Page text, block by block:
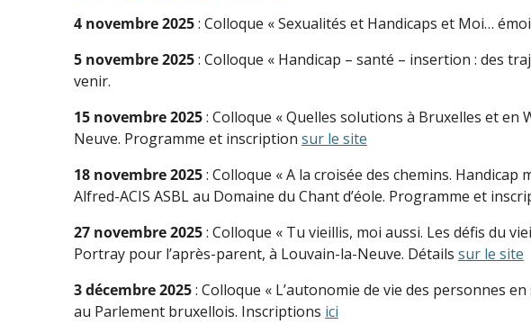
4 novembre 2025: Colloque « Sexualités et Handicaps et Moi…
5 novembre 2025: Colloque « Handicap – santé – insertion : des
venir.
15 novembre 2025: Colloque « Quelles solutions à Bruxelles et en
Neuve. Programme et inscription sur le site
18 novembre 2025: Colloque « A la croisée des chemins.
Alfred-ACIS ASBL au Domaine du Chant d’éole. Programme et
27 novembre 2025: Colloque « Tu vieillis, moi aussi. Les défis du
Portray pour l’après-parent, à Louvain-la-Neuve. Détails sur le site
3 décembre 2025: Colloque « L’autonomie de vie des personnes
au Parlement bruxellois. Inscriptions ici